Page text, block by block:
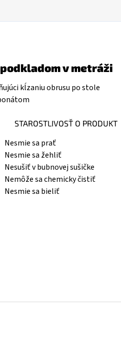
v metráži
kĺzaniu obrusu po stole
STAROSTLIVOSŤ O PRODUKT
Nesmie sa prať
Nesmie sa žehliť
Nesušiť v bubnovej sušičke
Nemôže sa chemicky čistiť
Nesmie sa bieliť